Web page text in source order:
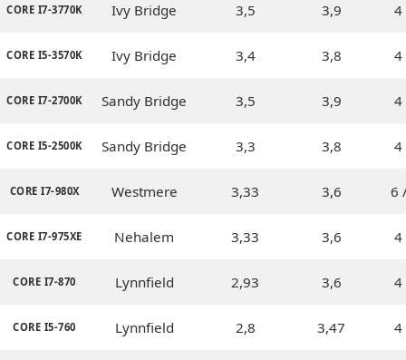
CORE I7-3770K Ivy Bridge 3,5 3,9 4
CORE I5-3570K Ivy Bridge 3,4 3,8 4
CORE I7-2700K Sandy Bridge 3,5 3,9 4
CORE I5-2500K Sandy Bridge 3,3 3,8 4
CORE I7-980X Westmere 3,33 3,6 6
CORE I7-975XE Nehalem 3,33 3,6 4
CORE I7-870 Lynnfield 2,93 3,6 4
CORE I5-760 Lynnfield 2,8 3,47 4